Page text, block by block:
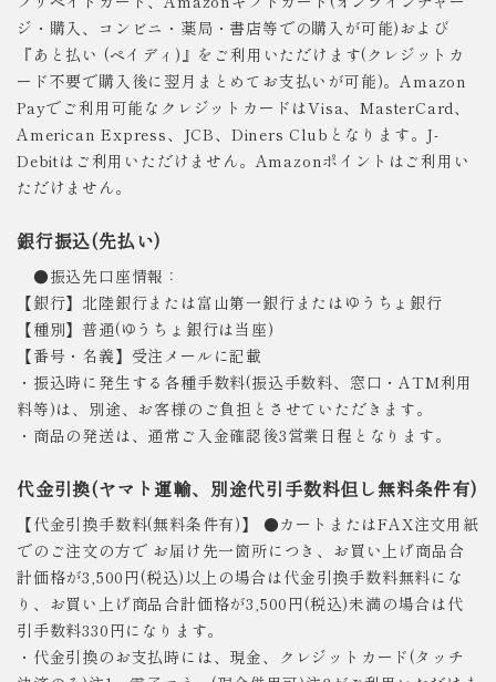
ジ・購入、コンビニ・薬局・書店等での購入が可能)および
『あと払い (ペイディ)』をご利用いただけます(クレジットカ
ード不要で購入後に翌月まとめてお支払いが可能)。Amazon
Payでご利用可能なクレジットカードはVisa、MasterCard、
American Express、JCB、Diners Clubとなります。J-
Debitはご利用いただけません。Amazonポイントはご利用い
ただけません。
銀行振込(先払い)
●振込先口座情報：
【銀行】北陸銀行または富山第一銀行またはゆうちょ銀行
【種別】普通(ゆうちょ銀行は当座)
【番号・名義】受注メールに記載
・振込時に発生する各種手数料(振込手数料、窓口・ATM利用
料等)は、別途、お客様のご負担とさせていただきます。
・商品の発送は、通常ご入金確認後3営業日程となります。
代金引換(ヤマト運輸、別途代引手数料但し無料条件有)
【代金引換手数料(無料条件有)】 ●カートまたはFAX注文用紙
でのご注文の方で お届け先一箇所につき、お買い上げ商品合
計価格が3,500円(税込)以上の場合は代金引換手数料無料にな
り、お買い上げ商品合計価格が3,500円(税込)未満の場合は代
引手数料330円になります。
・代金引換のお支払時には、現金、クレジットカード(タッチ